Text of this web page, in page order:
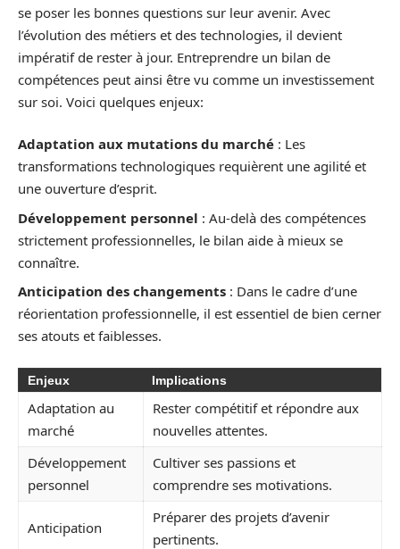
se poser les bonnes questions sur leur avenir. Avec
l’évolution des métiers et des technologies, il devient
impératif de rester à jour. Entreprendre un bilan de
compétences peut ainsi être vu comme un investissement
sur soi. Voici quelques enjeux:
Adaptation aux mutations du marché : Les
transformations technologiques requièrent une agilité et
une ouverture d’esprit.
Développement personnel : Au-delà des compétences
strictement professionnelles, le bilan aide à mieux se
connaître.
Anticipation des changements : Dans le cadre d’une
réorientation professionnelle, il est essentiel de bien cerner
ses atouts et faiblesses.
Enjeux Implications
Adaptation au
marché
Rester compétitif et répondre aux
nouvelles attentes.
Développement
personnel
Cultiver ses passions et
comprendre ses motivations.
Anticipation
Préparer des projets d’avenir
pertinents.